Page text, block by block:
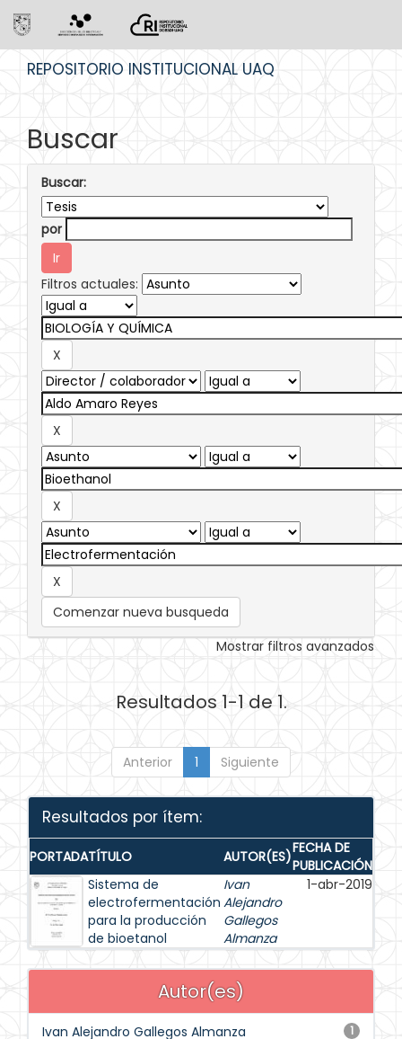
REPOSITORIO INSTITUCIONAL UAQ
Buscar
Buscar:
por
Filtros actuales:
Comenzar nueva busqueda
Mostrar filtros avanzados
Resultados 1-1 de 1.
Anterior 1 Siguiente
Resultados por ítem:
PORTADATÍTULO AUTOR(ES)FECHA DE
PUBLICACIÓN
Sistema de
electrofermentación
para la producción
de bioetanol
Ivan
Alejandro
Gallegos
Almanza
1-abr-2019
Autor(es)
1
Ivan Alejandro Gallegos Almanza